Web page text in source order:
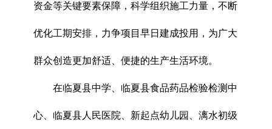
资金等关键要素保障，科学组织施工力量，不断
优化工期安排，力争项目早日建成投用，为广大
群众创造更加舒适、便捷的生产生活环境。
在临夏县中学、临夏县食品药品检验检测中
心、临夏县人民医院、新起点幼儿园、漓水初级